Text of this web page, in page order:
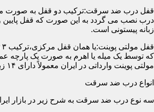
قفل درب ضد سرقت:ترکیب دو قفل به صورت
زبانه پیستونی است.
که توسط یک میله یا اهرم به صورت یک پارچه
مولتی پوینت وارداتی در ایران معمولاً دارای ۱۴ زبانه پیستونی است.
انواع درب ضد سرقت
سه نوع درب ضد سرقت به شرح زیر در بازار